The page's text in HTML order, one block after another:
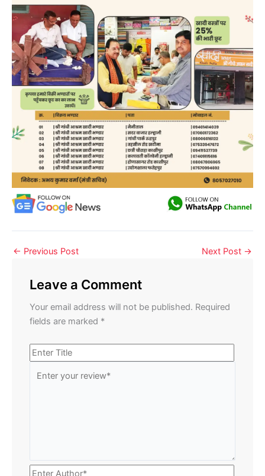
← Previous Post Next Post →
Leave a Comment
Your email address will not be published. Required
fields are marked *